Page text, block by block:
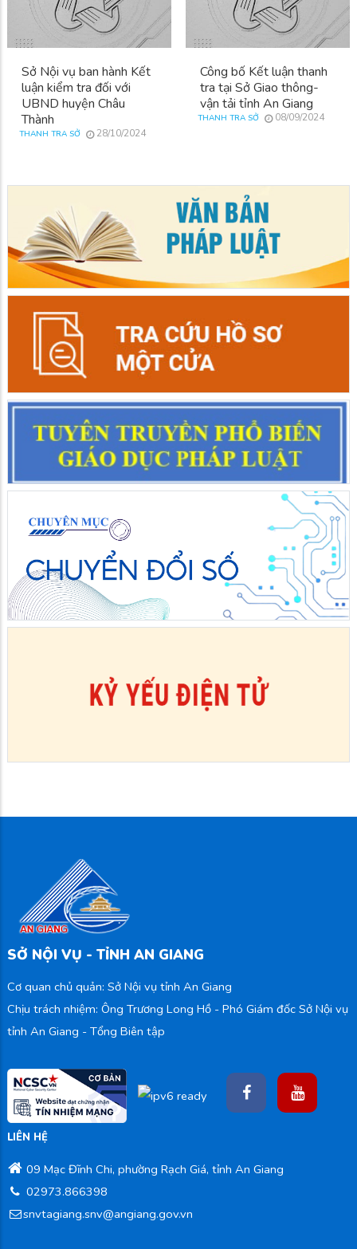
Sở Nội vụ ban hành Kết
luận kiểm tra đối với
UBND huyện Châu
Thành
THANH TRA SỞ 28/10/2024
Công bố Kết luận thanh
tra tại Sở Giao thông-
vận tải tỉnh An Giang
THANH TRA SỞ 08/09/2024
SỞ NỘI VỤ - TỈNH AN GIANG
Cơ quan chủ quản: Sở Nội vụ tỉnh An Giang
Chịu trách nhiệm: Ông Trương Long Hồ - Phó Giám đốc Sở Nội vụ
tỉnh An Giang - Tổng Biên tập
LIÊN HỆ
09 Mạc Đĩnh Chi, phường Rạch Giá, tỉnh An Giang
02973.866398
snvtagiang.snv@angiang.gov.vn